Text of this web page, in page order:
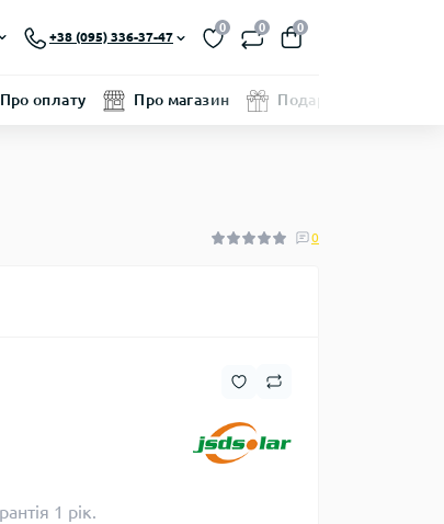
+38 (095) 336-37-47
0 0 0
Про оплату Про магазин Подарунковий
0
1 рік.